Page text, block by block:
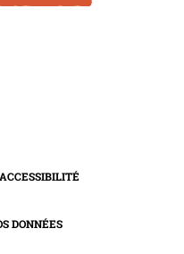
ACCESSIBILITÉ
DONNÉES